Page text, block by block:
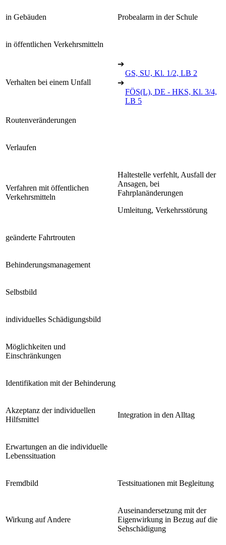
in Gebäuden Probealarm in der Schule
in öffentlichen Verkehrsmitteln
Verhalten bei einem Unfall
➔
GS, SU, Kl. 1/2, LB 2
➔
FÖS(L), DE - HKS, Kl. 3/4,
LB 5
Routenveränderungen
Verlaufen
Verfahren mit öffentlichen
Verkehrsmitteln
Haltestelle verfehlt, Ausfall der
Ansagen, bei
Fahrplanänderungen
Umleitung, Verkehrsstörung
geänderte Fahrtrouten
Behinderungsmanagement
Selbstbild
individuelles Schädigungsbild
Möglichkeiten und
Einschränkungen
Identifikation mit der Behinderung
Akzeptanz der individuellen
Hilfsmittel
Integration in den Alltag
Erwartungen an die individuelle
Lebenssituation
Fremdbild Testsituationen mit Begleitung
Wirkung auf Andere
Auseinandersetzung mit der
Eigenwirkung in Bezug auf die
Sehschädigung